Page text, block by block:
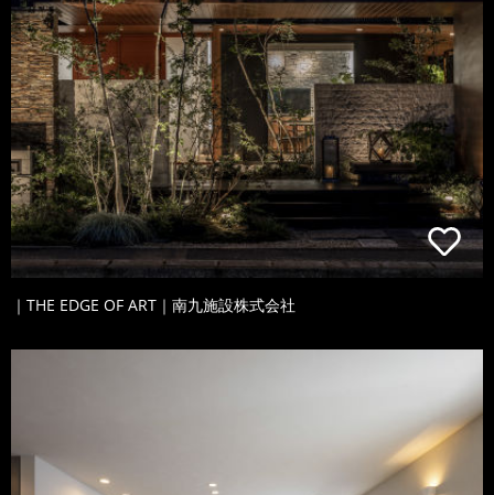
｜THE EDGE OF ART｜南九施設株式会社